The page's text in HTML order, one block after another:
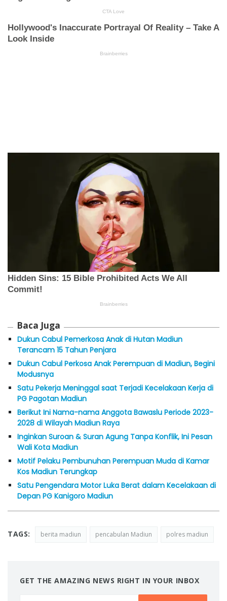
Baca Juga
Dukun Cabul Pemerkosa Anak di Hutan Madiun
Terancam 15 Tahun Penjara
Dukun Cabul Perkosa Anak Perempuan di Madiun, Begini
Modusnya
Satu Pekerja Meninggal saat Terjadi Kecelakaan Kerja di
PG Pagotan Madiun
Berikut Ini Nama-nama Anggota Bawaslu Periode 2023-
2028 di Wilayah Madiun Raya
Inginkan Suroan & Suran Agung Tanpa Konflik, Ini Pesan
Wali Kota Madiun
Motif Pelaku Pembunuhan Perempuan Muda di Kamar
Kos Madiun Terungkap
Satu Pengendara Motor Luka Berat dalam Kecelakaan di
Depan PG Kanigoro Madiun
TAGS: berita madiun pencabulan Madiun polres madiun
GET THE AMAZING NEWS RIGHT IN YOUR INBOX